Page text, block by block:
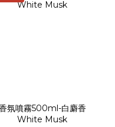
氛噴霧500ml-白麝香
White Musk